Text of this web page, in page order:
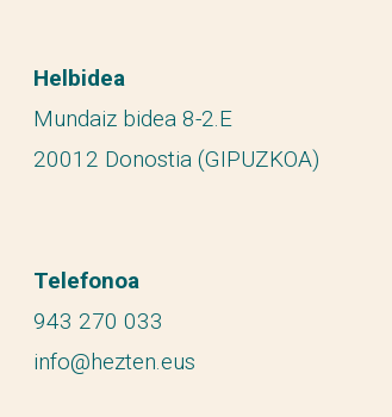
Helbidea
Mundaiz bidea 8-2.E
20012 Donostia (GIPUZKOA)
Telefonoa
943 270 033
info@hezten.eus